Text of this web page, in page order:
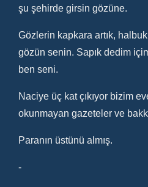
şu şehirde girsin gözüne.
Gözlerin kapkara artık,
gözün senin. Sapık dedim
ben seni.
Naciye üç kat çıkıyor bizim
okunmayan gazeteler ve
Paranın üstünü almış.
-